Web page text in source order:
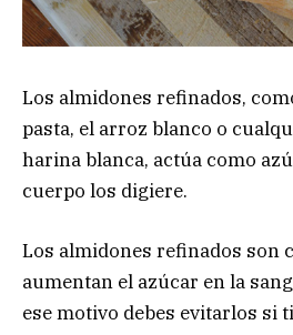
Los almidones refinados,
pasta, el arroz blanco o
harina blanca, actúa como
cuerpo los digiere.
Los almidones refinados son
aumentan el azúcar en la
ese motivo debes evitarlos si